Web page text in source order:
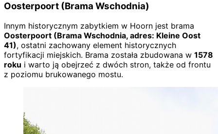
Oosterpoort (Brama Wschodnia)
Innym historycznym zabytkiem w Hoorn jest brama
Oosterpoort (Brama Wschodnia, adres: Kleine Oost
41), ostatni zachowany element historycznych
fortyfikacji miejskich. Brama została zbudowana w 1578
roku i warto ją obejrzeć z dwóch stron, także od frontu
z poziomu brukowanego mostu.